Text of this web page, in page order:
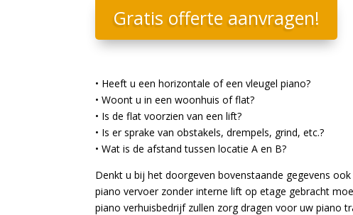
Gratis offerte aanvragen!
• Heeft u een horizontale of een vleugel piano?
• Woont u in een woonhuis of flat?
• Is de flat voorzien van een lift?
• Is er sprake van obstakels, drempels, grind, etc.?
• Wat is de afstand tussen locatie A en B?
Denkt u bij het doorgeven bovenstaande gegevens
piano vervoer zonder interne lift op etage gebracht
piano verhuisbedrijf zullen zorg dragen voor uw piano